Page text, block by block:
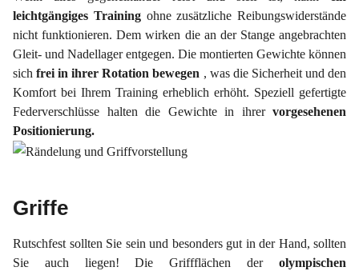
leichtgängiges Training ohne zusätzliche Reibungswiderstände
nicht funktionieren. Dem wirken die an der Stange angebrachten
Gleit- und Nadellager entgegen. Die montierten Gewichte können
sichfreiin ihrer Rotation bewegen , was die Sicherheit und den
Komfort bei Ihrem Training erheblich erhöht. Speziell gefertigte
Federverschlüsse halten die Gewichte in ihrer vorgesehenen
Positionierung.
Griffe
Rutschfest sollten Sie sein und besonders gut in der Hand, sollten
Sie auch liegen! Die Griffflächen der olympischen